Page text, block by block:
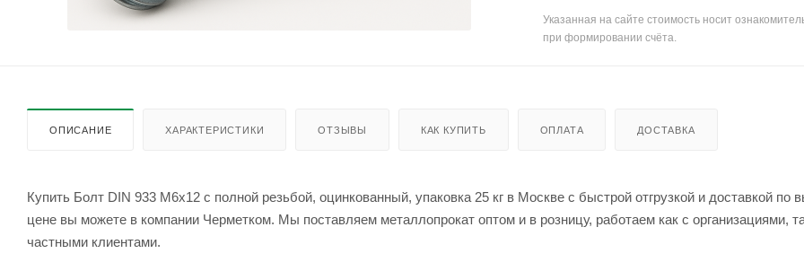
Указанная на сайте стоимость носит
при формировании счёта.
ОПИСАНИЕ ХАРАКТЕРИСТИКИ ОТЗЫВЫ КАК КУПИТЬ ОПЛАТА ДОСТАВКА
Купить Болт DIN 933 М6х12 с полной резьбой, оцинкованный, упаковка 25 кг в Москве с быстрой отгрузкой и доставкой по
цене вы можете в компании Черметком. Мы поставляем металлопрокат оптом и в розницу, работаем как с организациями,
частными клиентами.